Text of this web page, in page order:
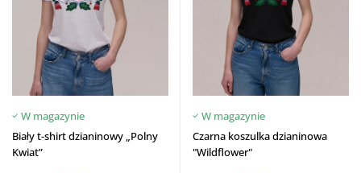
W magazynie
Biały t-shirt dzianinowy „Polny
Kwiat”
W magazynie
Czarna koszulka dzianinowa
"Wildflower"